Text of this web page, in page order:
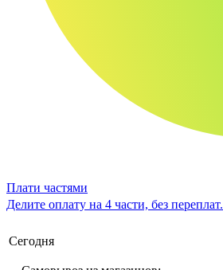
Плати частями
Делите оплату на 4 части, без переплат.
Сегодня